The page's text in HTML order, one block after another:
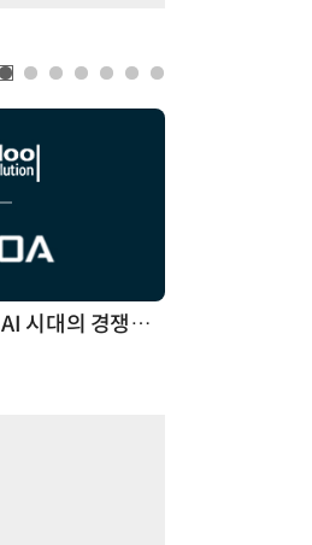
체계화 된 데이터가 곧 AI 시대의 경쟁력이다